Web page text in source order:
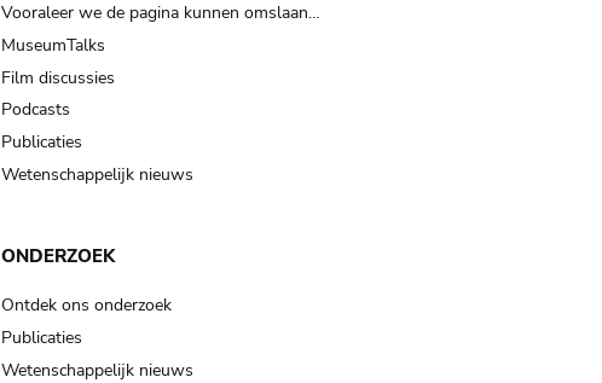
Vooraleer we de pagina kunnen omslaan…
MuseumTalks
Film discussies
Podcasts
Publicaties
Wetenschappelijk nieuws
ONDERZOEK
Ontdek ons onderzoek
Publicaties
Wetenschappelijk nieuws